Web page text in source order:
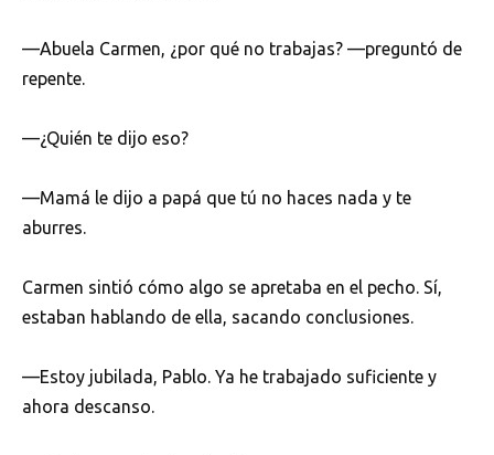
—Abuela Carmen, ¿por qué no trabajas? —preguntó de
repente.
—¿Quién te dijo eso?
—Mamá le dijo a papá que tú no haces nada y te
aburres.
Carmen sintió cómo algo se apretaba en el pecho. Sí,
estaban hablando de ella, sacando conclusiones.
—Estoy jubilada, Pablo. Ya he trabajado suficiente y
ahora descanso.